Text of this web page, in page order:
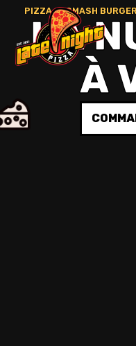
PIZZA • SMASH
LA
À